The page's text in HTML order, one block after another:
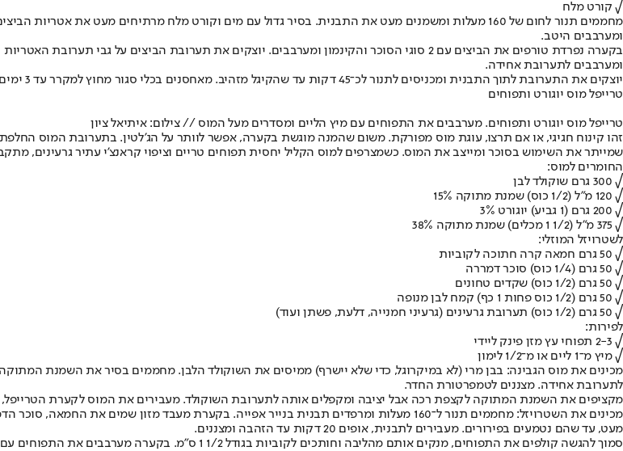
√ קורט מלח
מחממים תנור לחום של 160 מעלות ומשמנים מעט את התבנית. בסיר גדול עם מים וקורט מלח מרתיחים מעט את
ומערבבים היטב.
בקערה נפרדת טורפים את הביצים עם 2 סוגי הסוכר והקינמון ומערבבים. יוצקים את תערובת הביצים על
ומערבבים לתערובת אחידה.
יוצקים את התערובת לתוך התבנית ומכניסים לתנור לכ־45 דקות עד שהקיגל מזהיב. מאחסנים בכלי סגור מחוץ למקרר עד 3 ימים.
טרייפל מוס יוגורט ותפוחים
טרייפל מוס יוגורט ותפוחים. מערבבים את התפוחים עם מיץ הליים ומסדרים מעל המוס // צילום: איתיאל ציון
שמייתר את השימוש בסוכר ומייצב את המוס. כשמצרפים למוס הקליל יחסית תפוחים טריים וציפוי קראנצ'י עתיר גרעינים, מתקבל
החומרים למוס:
√ 300 גרם שוקולד לבן
√ 120 מ"ל (1/2 כוס) שמנת מתוקה 15%
√ 200 גרם (1 גביע) יוגורט 3%
√ 375 מ"ל (1/2 1 מכלים) שמנת מתוקה 38%
לשטרויזל המוזלי:
√ 50 גרם חמאה קרה חתוכה לקוביות
√ 50 גרם (1/4 כוס) סוכר דמררה
√ 50 גרם (1/2 כוס) שקדים טחונים
√ 50 גרם (1/2 כוס פחות 1 כף) קמח לבן מנופה
√ 50 גרם (1/2 כוס) תערובת גרעינים (גרעיני חמנייה, דלעת, פשתן ועוד)
לפירות:
√ 2-3 תפוחי עץ מזן פינק ליידי
√ מיץ מ־1 ליים או מ־1/2 לימון
מכינים את מוס הגבינה: בבן מרי (לא במיקרוגל, כדי שלא יישרף) ממיסים את השוקולד הלבן. מחממים בסיר את השמנת
לתערובת אחידה. מצננים לטמפרטורת החדר.
מקציפים את השמנת המתוקה לקצפת רכה אבל יציבה ומקפלים אותה לתערובת השוקולד. מעבירים את המוס לקערת הטרייפל, מכסים בניילון
מכינים את השטרויזל: מחממים תנור ל־160 מעלות ומרפדים תבנית בנייר אפייה. בקערת מעבד מזון
מעט, עד שהם נטמעים בפירורים. מעבירים לתבנית, אופים 20 דקות עד הזהבה ומצננים.
סמוך להגשה קולפים את התפוחים, מנקים אותם מהליבה וחותכים לקוביות בגודל 1/2 1 ס"מ. בקערה מערבבים את התפוחים עם מיץ הליים ומסדרים מעל המוס. מפזרים מעל את פירורי השטרויזל ומגישים.